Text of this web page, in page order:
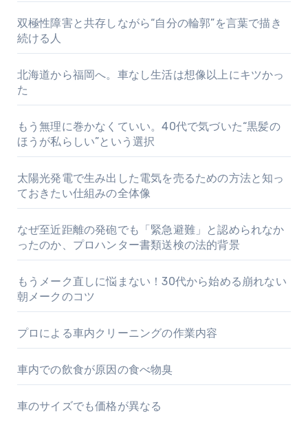
双極性障害と共存しながら“自分の輪郭”を言葉で描き
続ける人
北海道から福岡へ。車なし生活は想像以上にキツかっ
た
もう無理に巻かなくていい。40代で気づいた“黒髪の
ほうが私らしい”という選択
太陽光発電で生み出した電気を売るための方法と知っ
ておきたい仕組みの全体像
なぜ至近距離の発砲でも「緊急避難」と認められなか
ったのか、プロハンター書類送検の法的背景
もうメーク直しに悩まない！30代から始める崩れない
朝メークのコツ
プロによる車内クリーニングの作業内容
車内での飲食が原因の食べ物臭
車のサイズでも価格が異なる